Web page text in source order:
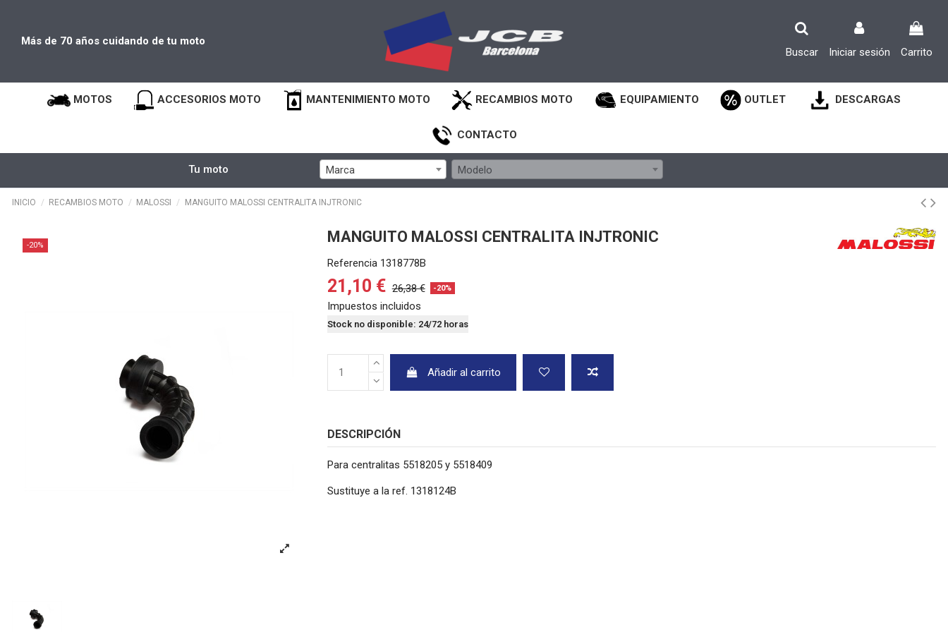
Más de 70 años cuidando de tu moto
Buscar
Iniciar sesión Carrito
MOTOS ACCESORIOS MOTO MANTENIMIENTO MOTO RECAMBIOS MOTO EQUIPAMIENTO OUTLET DESCARGAS
CONTACTO
Tu moto Marca Modelo
INICIO RECAMBIOS MOTO MALOSSI MANGUITO MALOSSI CENTRALITA INJTRONIC
-20% MANGUITO MALOSSI CENTRALITA INJTRONIC
Referencia 1318778B
21,10 € 26,38 € -20%
Impuestos incluidos
Stock no disponible: 24/72 horas
Añadir al carrito
DESCRIPCIÓN
Para centralitas 5518205 y 5518409
Sustituye a la ref. 1318124B